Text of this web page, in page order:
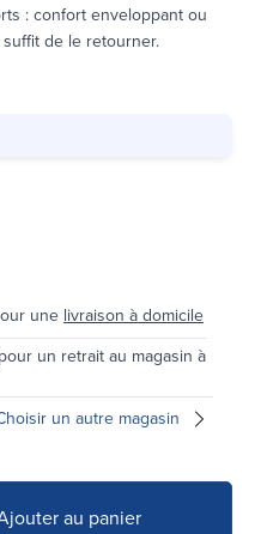
: confort enveloppant ou
de le retourner.
une livraison à domicile
pour un retrait au magasin à
un autre magasin
au panier